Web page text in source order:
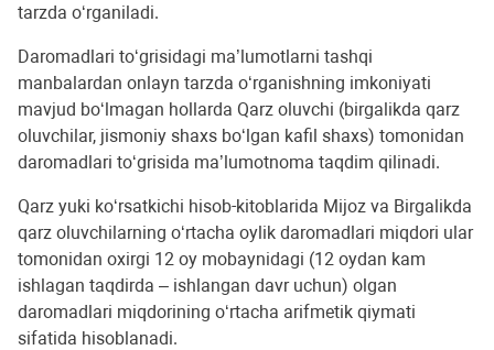
tarzda oʻrganiladi.
Daromadlari toʻgrisidagi ma’lumotlarni tashqi
manbalardan onlayn tarzda oʻrganishning imkoniyati
mavjud boʻlmagan hollarda Qarz oluvchi (birgalikda qarz
oluvchilar, jismoniy shaxs bo‘lgan kafil shaxs) tomonidan
daromadlari toʻgrisida ma’lumotnoma taqdim qilinadi.
Qarz yuki koʻrsatkichi hisob-kitoblarida Mijoz va Birgalikda
qarz oluvchilarning oʻrtacha oylik daromadlari miqdori ular
tomonidan oxirgi 12 oy mobaynidagi (12 oydan kam
ishlagan taqdirda – ishlangan davr uchun) olgan
daromadlari miqdorining oʻrtacha arifmetik qiymati
sifatida hisoblanadi.